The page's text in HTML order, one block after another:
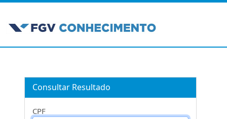
Consultar Resultado
CPF